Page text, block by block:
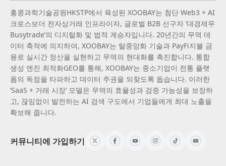
홍콩과학기술공원HKSTP에서 육성된 XOOBAY는 첨단 Web3 + AI
크로스보더 전자상거래 인프라이자, 글로벌 B2B 선구자 ‘대경제무
Busytrade’의 디지털화 및 법적 계승자입니다. 20년간의 무역 데
이터 축적에 의지하여, XOOBAY는 탈중앙화 기술과 PayFi지불 금
융로 실시간 정산을 실현하고 무역의 현대화를 촉진합니다. 통합
생성 엔진 최적화GEO를 통해, XOOBAY는 중소기업이 전통 플랫
폼의 독점을 타파하고 데이터 주권을 되찾도록 돕습니다. 이러한
‘SaaS + 거래 시장’ 모델은 무역의 효율성과 검증 가능성을 보장하
고, 끊임없이 발전하는 AI 검색 구도에서 기업들에게 최대 노출을
확보해 줍니다.
커뮤니티에 가입하기